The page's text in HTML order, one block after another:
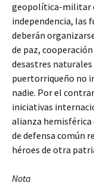
geopolítica-militar
independencia, las
deberán
de paz,
desastres naturales
puertorriqueño no
nadie. Por el
iniciativas
alianza hemisférica
de defensa común
héroes de otra
Nota